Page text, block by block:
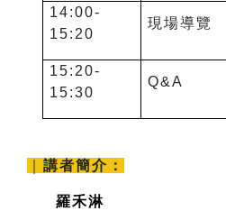
14:00-
15:20
現場導覽
15:20-
15:30
Q&A
講者簡介：
羅禾淋